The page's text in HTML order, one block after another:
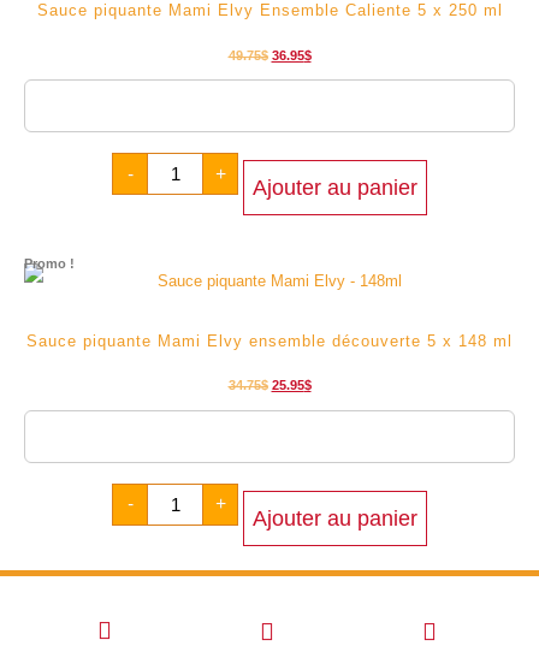
Sauce piquante Mami Elvy Ensemble Caliente 5 x 250 ml
49.75$ 36.95$
- +
Ajouter au panier
Promo !
Sauce piquante Mami Elvy ensemble découverte 5 x 148 ml
34.75$ 25.95$
- +
Ajouter au panier